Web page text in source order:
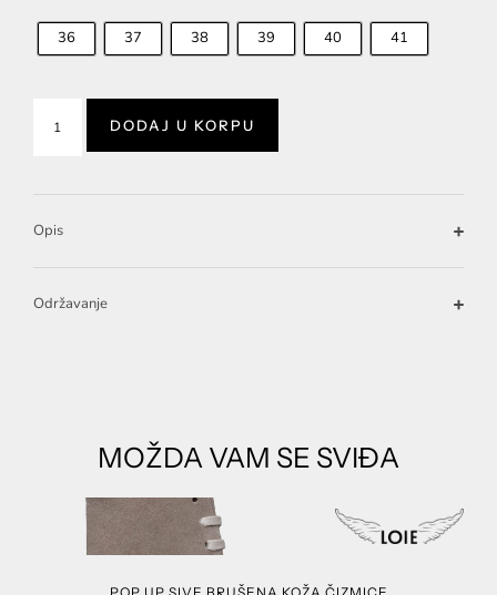
36 37 38 39 40 41
DODAJ U KORPU
Opis
Održavanje
MOŽDA VAM SE SVIĐA